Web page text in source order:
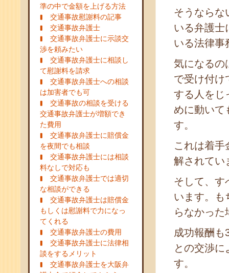
準の中で金額を上げる方法
交通事故慰謝料の記事
交通事故弁護士
交通事故弁護士に示談交
渉を頼みたい
交通事故弁護士に相談し
て慰謝料を請求
交通事故弁護士への相談
は加害者でも可
交通事故の相談を受ける
交通事故弁護士が増額でき
た費用
交通事故弁護士に賠償金
を夜間でも相談
交通事故弁護士には相談
料なしで対応も
交通事故弁護士では適切
な相談ができる
交通事故弁護士は賠償金
もしくは慰謝料で力になっ
てくれる
交通事故弁護士の費用
交通事故弁護士に法律相
談をするメリット
交通事故弁護士を大阪弁
そうならな
いる弁護士
いる法律事
気になるの
で受け付け
する人をじ
めに動いて
す。
これは着手
解されてい
そして、す
います。も
らなかっ
成功報酬も
との交渉
す。